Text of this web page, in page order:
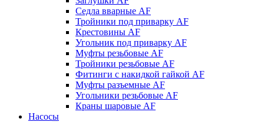
Седла вварные AF
Тройники под приварку AF
Крестовины AF
Угольник под приварку AF
Муфты резьбовые AF
Тройники резьбовые AF
Фитинги с накидкой гайкой AF
Муфты разъемные AF
Угольники резьбовые AF
Краны шаровые AF
Насосы